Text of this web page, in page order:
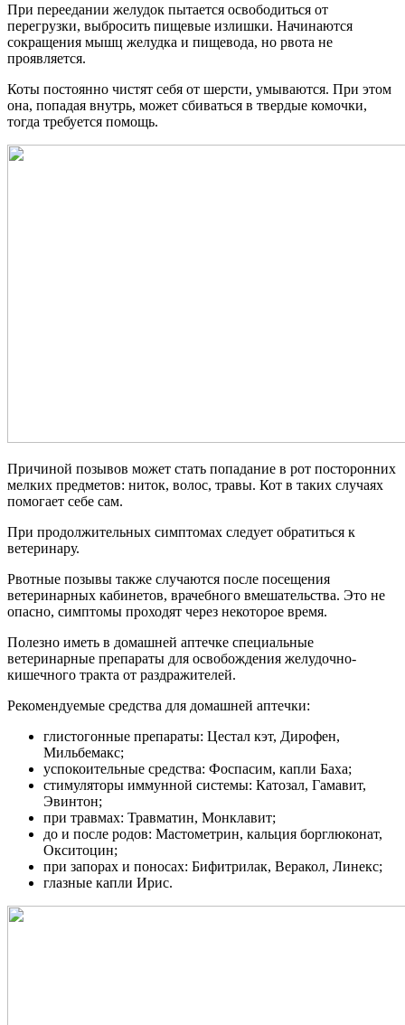
При переедании желудок пытается освободиться от
перегрузки, выбросить пищевые излишки. Начинаются
сокращения мышц желудка и пищевода, но рвота не
проявляется.
Коты постоянно чистят себя от шерсти, умываются. При этом
она, попадая внутрь, может сбиваться в твердые комочки,
тогда требуется помощь.
Причиной позывов может стать попадание в рот посторонних
мелких предметов: ниток, волос, травы. Кот в таких случаях
помогает себе сам.
При продолжительных симптомах следует обратиться к
ветеринару.
Рвотные позывы также случаются после посещения
ветеринарных кабинетов, врачебного вмешательства. Это не
опасно, симптомы проходят через некоторое время.
Полезно иметь в домашней аптечке специальные
ветеринарные препараты для освобождения желудочно-
кишечного тракта от раздражителей.
Рекомендуемые средства для домашней аптечки:
глистогонные препараты: Цестал кэт, Дирофен,
Мильбемакс;
успокоительные средства: Фоспасим, капли Баха;
стимуляторы иммунной системы: Катозал, Гамавит,
Эвинтон;
при травмах: Травматин, Монклавит;
до и после родов: Мастометрин, кальция борглюконат,
Окситоцин;
при запорах и поносах: Бифитрилак, Веракол, Линекс;
глазные капли Ирис.